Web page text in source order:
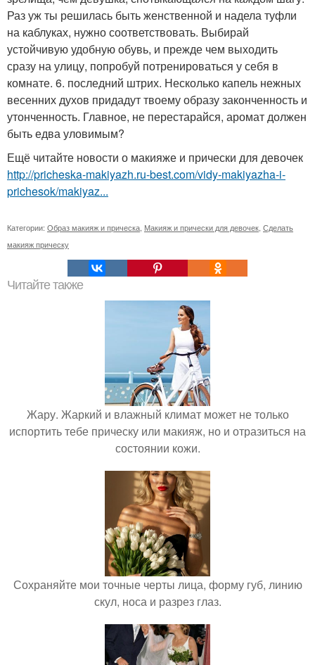
Раз уж ты решилась быть женственной и надела туфли
на каблуках, нужно соответствовать. Выбирай
устойчивую удобную обувь, и прежде чем выходить
сразу на улицу, попробуй потренироваться у себя в
комнате. 6. последний штрих. Несколько капель нежных
весенних духов придадут твоему образу законченность и
утонченность. Главное, не перестарайся, аромат должен
быть едва уловимым?
Ещё читайте новости о макияже и прически для девочек
http://pricheska-makiyazh.ru-best.com/vidy-makiyazha-i-
prichesok/makiyaz...
Категории: Образ макияж и прическа Макияж и прически для девочек Сделать
макияж прическу
Читайте также
Жару. Жаркий и влажный климат может не только
испортить тебе прическу или макияж, но и отразиться на
состоянии кожи.
Сохраняйте мои точные черты лица, форму губ, линию
скул, носа и разрез глаз.